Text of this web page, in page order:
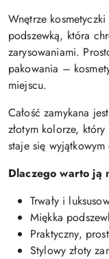
Wnętrze
podszewką, która
zarysowaniami.
pakowania –
miejscu.
Całość zamykana
złotym kolorze,
staje się
Dlaczego warto ją
Trwały i
Miękka
Praktyczny,
Stylowy złoty